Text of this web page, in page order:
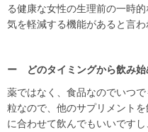
る健康な女性の生理前の一時
気を軽減する機能があると言わ
ー どのタイミングから飲み
薬ではなく、食品なのでいつ
粒なので、他のサプリメント
に合わせて飲んでもいいです